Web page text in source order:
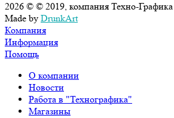
2026 © © 2019, компания Техно-Графика
Made by DrunkArt
Компания
Информация
Помощь
О компании
Новости
Работа в "Технографика"
Магазины